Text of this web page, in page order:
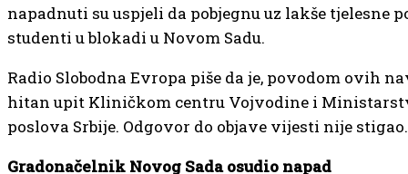
napadnuti su uspjeli da pobjegnu uz lakše tjelesne
studenti u blokadi u Novom Sadu.
Radio Slobodna Evropa piše da je, povodom ovih
hitan upit Kliničkom centru Vojvodine i
poslova Srbije. Odgovor do objave vijesti nije stigao.
Gradonačelnik Novog Sada osudio napad